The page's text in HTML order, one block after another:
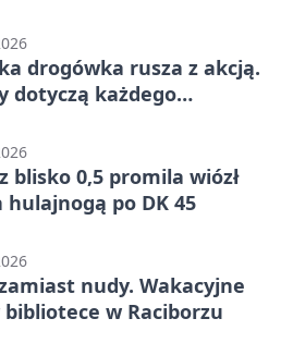
drogówka rusza z akcją.
dotyczą każdego
blisko 0,5 promila wiózł
hulajnogą po DK 45
nudy. Wakacyjne
w Raciborzu